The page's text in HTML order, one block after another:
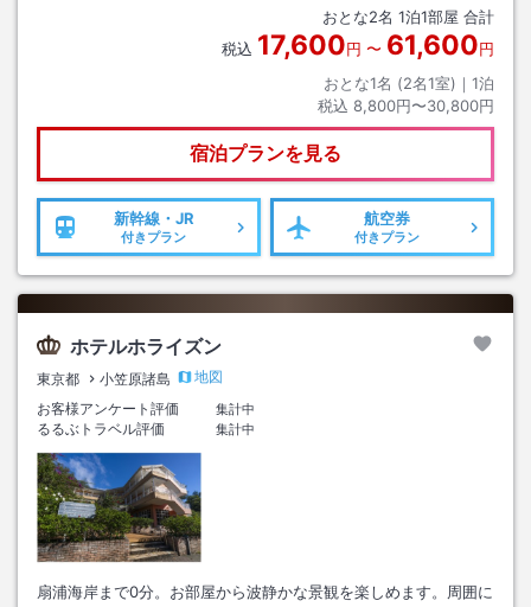
おとな2名 1泊1部屋 合計
税込 17,600円 〜 61,600円
おとな1名 (2名1室)｜ 1泊
税込 8,800円〜30,800円
宿泊プランを見る
新幹線・JR
付きプラン
航空券
付きプラン
ホテルホライズン
東京都 小笠原諸島
地図
お客様アンケート評価
集計中
るるぶトラベル評価 集計中
扇浦海岸まで0分。お部屋から波静かな景観を楽しめます。周囲に